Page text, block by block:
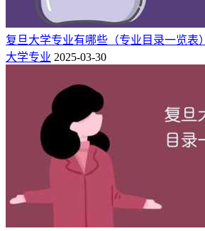
复旦大学专业有哪些（专业目录一览表）
大学专业 2025-03-30